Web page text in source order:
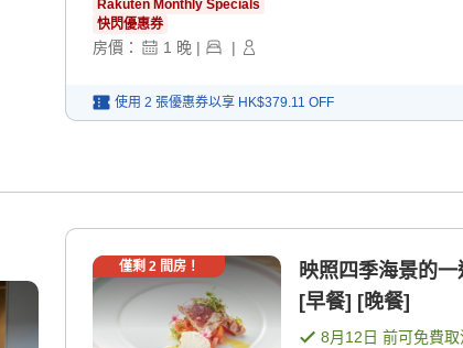
Rakuten Monthly Specials
快閃優惠券
房價： 1 晚 | |
使用 2 張優惠券以享 HK$379.11 OFF
僅剩 2間房！
映照四季海景的一
[早餐] [晚餐]
8月12日 前可免費取